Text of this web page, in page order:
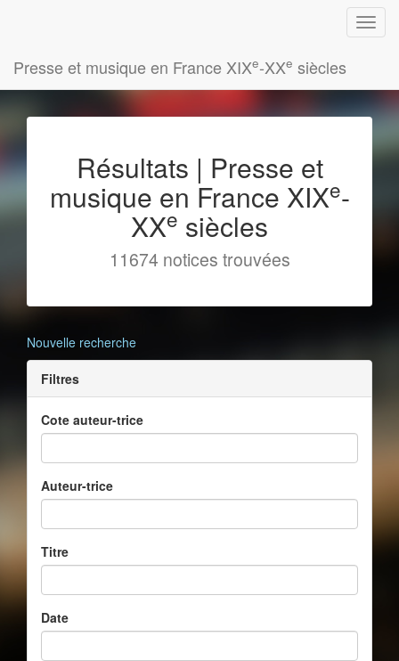
Presse et musique en France XIXe-XXe siècles
Résultats | Presse et
musique en France XIXe-
XXe siècles
11674 notices trouvées
Nouvelle recherche
Filtres
Cote auteur-trice
Auteur-trice
Titre
Date